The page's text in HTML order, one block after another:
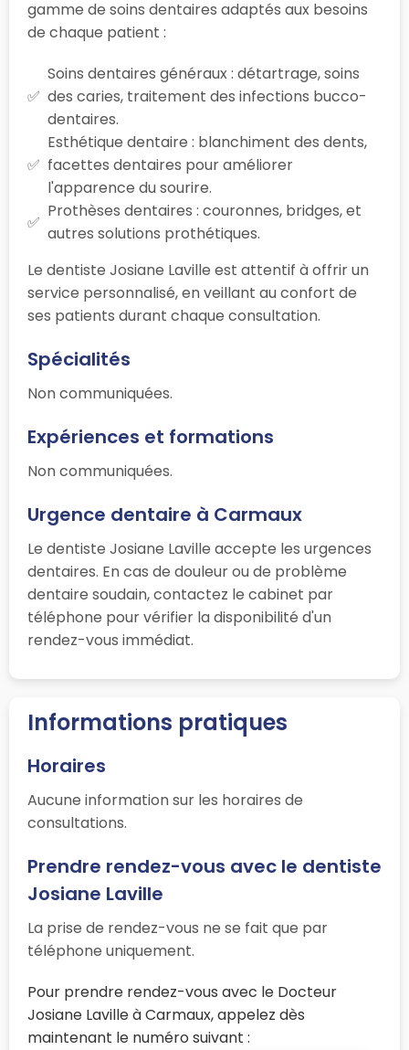
gamme de soins dentaires adaptés aux besoins
de chaque patient :
Soins dentaires généraux : détartrage, soins
des caries, traitement des infections bucco-
dentaires.
Esthétique dentaire : blanchiment des dents,
facettes dentaires pour améliorer
l'apparence du sourire.
Prothèses dentaires : couronnes, bridges, et
autres solutions prothétiques.
Le dentiste Josiane Laville est attentif à offrir un
service personnalisé, en veillant au confort de
ses patients durant chaque consultation.
Spécialités
Non communiquées.
Expériences et formations
Non communiquées.
Urgence dentaire à Carmaux
Le dentiste Josiane Laville accepte les urgences
dentaires. En cas de douleur ou de problème
dentaire soudain, contactez le cabinet par
téléphone pour vérifier la disponibilité d'un
rendez-vous immédiat.
Informations pratiques
Horaires
Aucune information sur les horaires de
consultations.
Prendre rendez-vous avec le dentiste
Josiane Laville
La prise de rendez-vous ne se fait que par
téléphone uniquement.
Pour prendre rendez-vous avec le Docteur
Josiane Laville à Carmaux, appelez dès
maintenant le numéro suivant :